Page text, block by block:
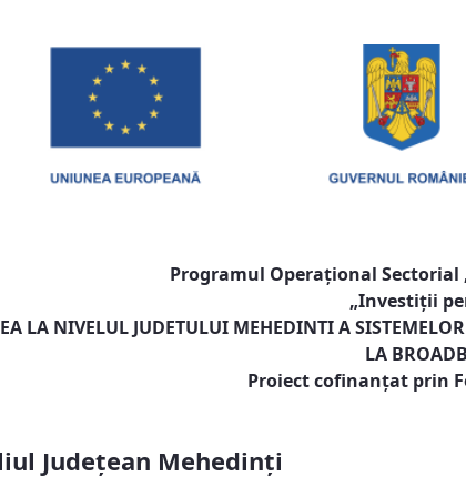
Programul Operaţional Sectorial
„Investiţii
LA NIVELUL JUDETULUI MEHEDINTI A
LA
Proiect cofinanţat prin
Județean Mehedinți